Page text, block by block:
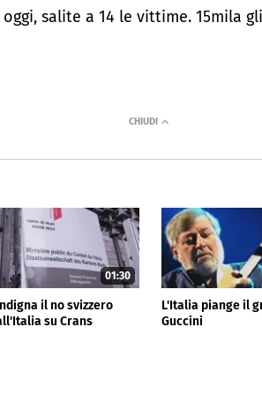
salite a 14 le vittime. 15mila
01:30
il no svizzero
su Crans
L'Italia piange il
Guccini